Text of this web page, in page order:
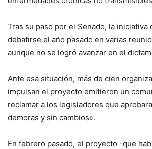
Tras su paso por el Senado, la iniciativa
debatirse el año pasado en varias
aunque no se logró avanzar en el
Ante esa situación, más de cien
impulsan el proyecto emitieron un
reclamar a los legisladores que
demoras y sin cambios».
En febrero pasado, el proyecto -que